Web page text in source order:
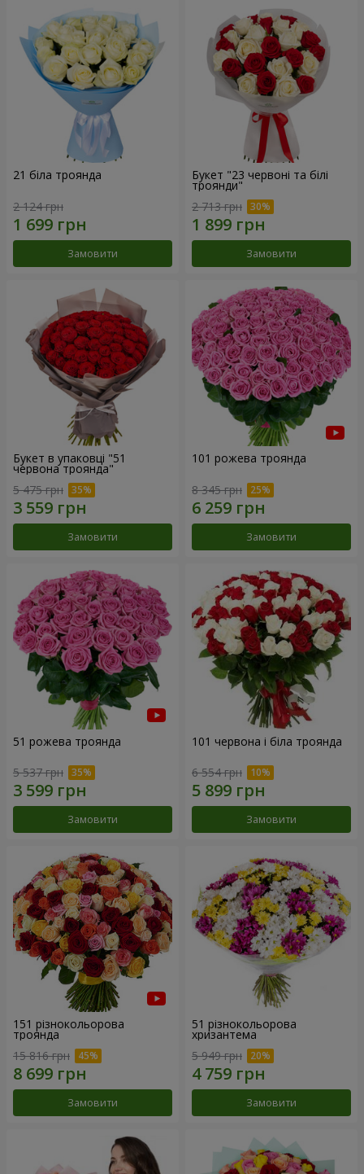
21 біла троянда
2 124 грн
Замовити
Букет "23 червоні та білі
троянди"
2 713 грн
Замовити
Букет в упаковці "51
червона троянда"
5 475 грн
Замовити
101 рожева троянда
8 345 грн
Замовити
51 рожева троянда
5 537 грн
Замовити
101 червона і біла троянда
6 554 грн
Замовити
151 різнокольорова
троянда
15 816 грн
Замовити
51 різнокольорова
хризантема
5 949 грн
Замовити